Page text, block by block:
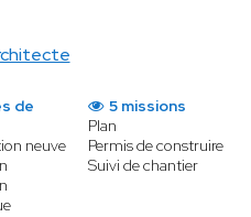
de
neuve
5 missions
Plan
Permis de construire
Suivi de chantier